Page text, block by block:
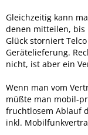
Gleichzeitig kann
denen mitteilen, bis
Glück storniert
Gerätelieferung.
nicht, ist aber ein
Wenn man vom
müßte man mobil-
fruchtlosem Ablauf
inkl.